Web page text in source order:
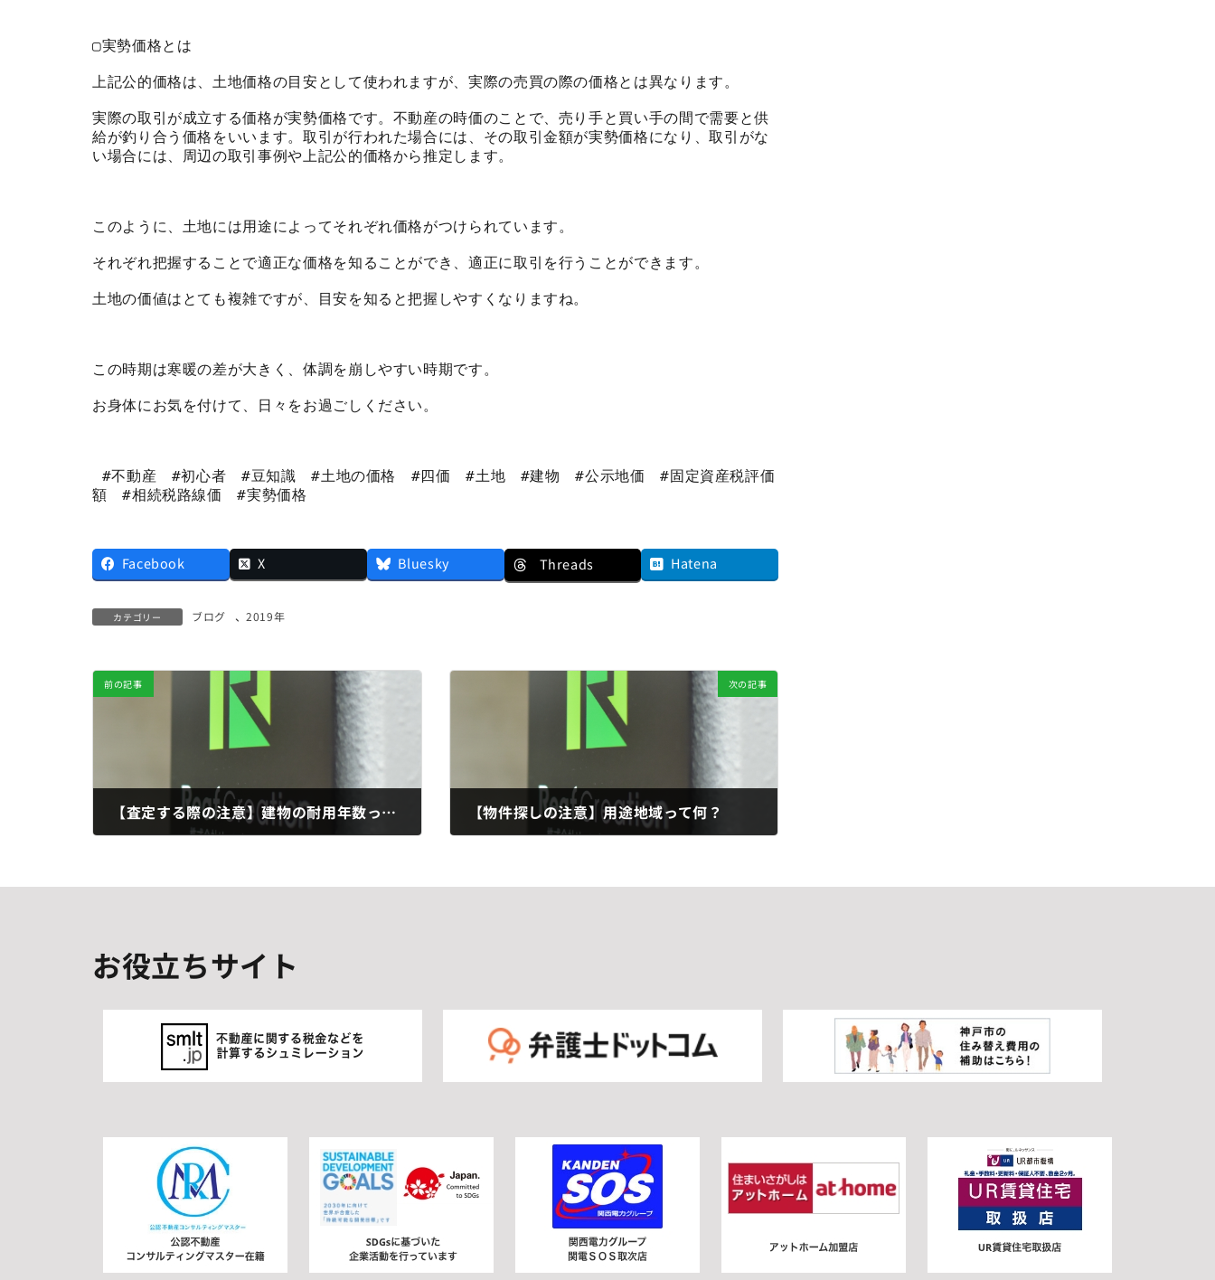
▢実勢価格とは
上記公的価格は、土地価格の目安として使われますが、実際の売買の際の価格とは異なります。
実際の取引が成立する価格が実勢価格です。不動産の時価のことで、売り手と買い手の間で需要と供
給が釣り合う価格をいいます。取引が行われた場合には、その取引金額が実勢価格になり、取引がな
い場合には、周辺の取引事例や上記公的価格から推定します。
このように、土地には用途によってそれぞれ価格がつけられています。
それぞれ把握することで適正な価格を知ることができ、適正に取引を行うことができます。
土地の価値はとても複雑ですが、目安を知ると把握しやすくなりますね。
この時期は寒暖の差が大きく、体調を崩しやすい時期です。
お身体にお気を付けて、日々をお過ごしください。
額　#相続税路線価　#実勢価格
Facebook X Bluesky Threads Hatena
カテゴリー ブログ 、2019年
前の記事
【査定する際の注意】建物の耐用年数って何？
次の記事
【物件探しの注意】用途地域って何？
お役立ちサイト